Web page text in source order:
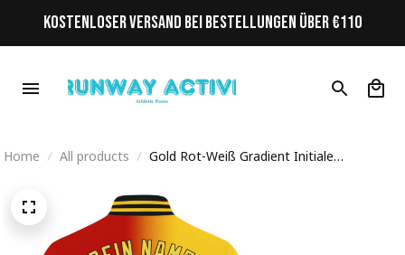
KOSTENLOSER VERSAND BEI BESTELLUNGEN ÜBER €110
Home All products
Gold Rot-Weiß Gradient Initiale